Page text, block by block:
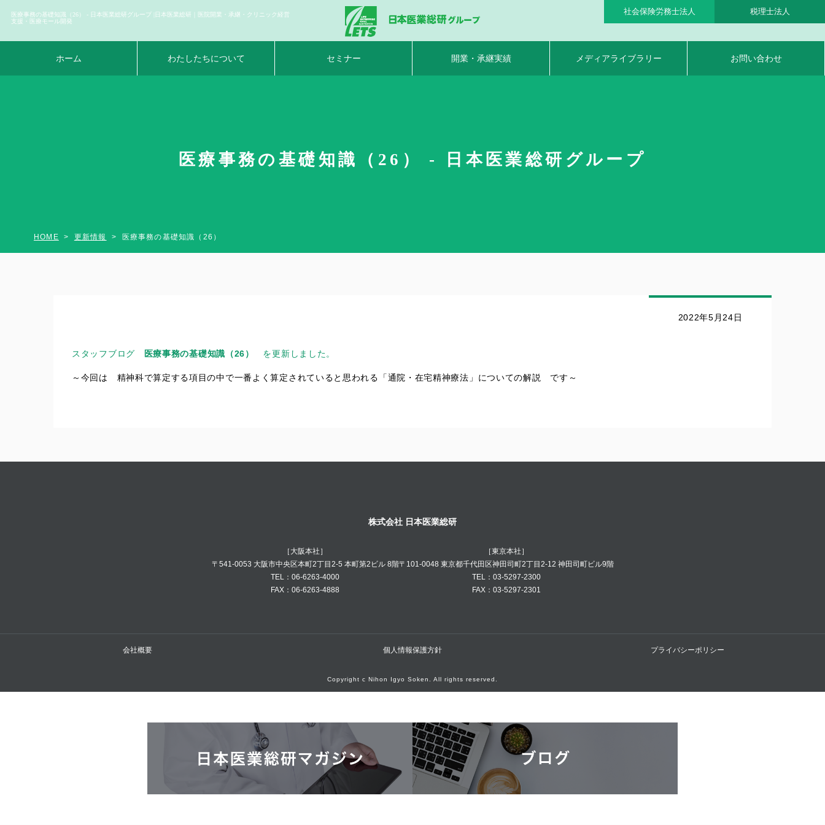
医療事務の基礎知識（26） - 日本医業総研グループ |日本医業総研｜医院開業・承継・クリニック経営
支援・医療モール開発
社会保険労務士法人 税理士法人
ホーム わたしたちについて セミナー 開業・承継実績 メディアライブラリー お問い合わせ
医療事務の基礎知識（26） - 日本医業総研グループ
HOME 更新情報 医療事務の基礎知識（26）
2022年5月24日
スタッフブログ 医療事務の基礎知識（26） を更新しました。
～今回は 精神科で算定する項目の中で一番よく算定されていると思われる「通院・在宅精神療法」についての解説 です～
株式会社 日本医業総研
［大阪本社］
〒541-0053 大阪市中央区本町2丁目2-5 本町第2ビル 8階
TEL：06-6263-4000
FAX：06-6263-4888
［東京本社］
〒101-0048 東京都千代田区神田司町2丁目2-12 神田司町ビル9階
TEL：03-5297-2300
FAX：03-5297-2301
会社概要 個人情報保護方針 プライバシーポリシー
Copyright c Nihon Igyo Soken. All rights reserved.